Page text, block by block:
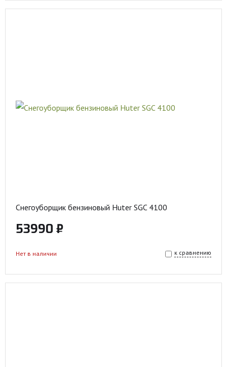
Снегоуборщик бензиновый Huter SGC 4100
53990 ₽
к сравнению
Нет в наличии